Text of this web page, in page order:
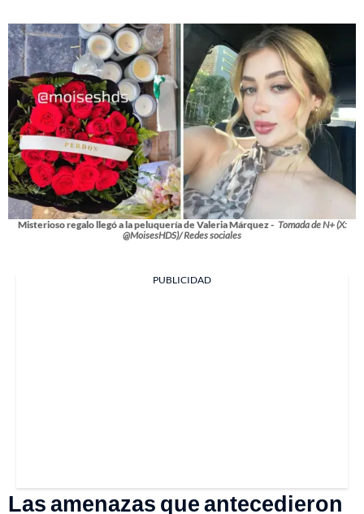
Misterioso regalo llegó a la peluquería de Valeria Márquez - Tomada de N+ (X:
@MoisesHDS)/ Redes sociales
PUBLICIDAD
Las amenazas que antecedieron